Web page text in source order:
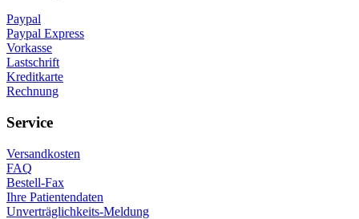
Paypal
Paypal Express
Vorkasse
Lastschrift
Kreditkarte
Rechnung
Service
Versandkosten
FAQ
Bestell-Fax
Ihre Patientendaten
Unverträglichkeits-Meldung